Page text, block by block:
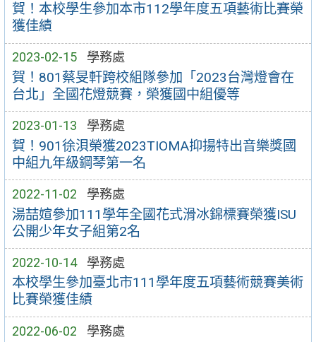
賀！本校學生參加本市112學年度五項藝術比賽榮
獲佳績
2023-02-15 學務處
賀！801蔡旻軒跨校組隊參加「2023台灣燈會在
台北」全國花燈競賽，榮獲國中組優等
2023-01-13 學務處
賀！901徐浿榮獲2023TIOMA抑揚特出音樂獎國
中組九年級鋼琴第一名
2022-11-02 學務處
湯喆媗參加111學年全國花式滑冰錦標賽榮獲ISU
公開少年女子組第2名
2022-10-14 學務處
本校學生參加臺北市111學年度五項藝術競賽美術
比賽榮獲佳績
2022-06-02 學務處